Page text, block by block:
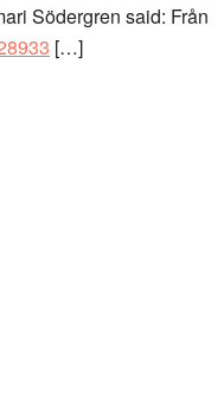
Södergren said: Från
[…]